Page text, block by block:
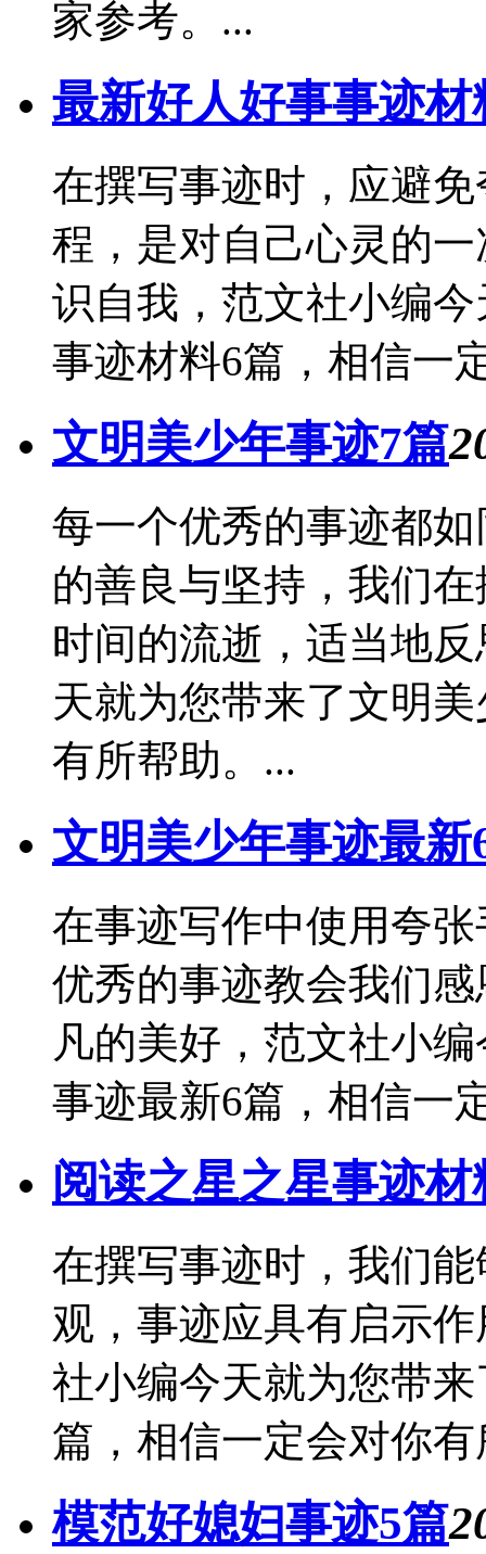
家参考。...
最新好人好事事迹材
在撰写事迹时，应避
程，是对自己心灵的
识自我，范文社小编
事迹材料6篇，相信一
文明美少年事迹7篇
每一个优秀的事迹都
的善良与坚持，我们
时间的流逝，适当地
天就为您带来了文明
有所帮助。...
文明美少年事迹最新
在事迹写作中使用夸
优秀的事迹教会我们
凡的美好，范文社小
事迹最新6篇，相信一
阅读之星之星事迹材
在撰写事迹时，我们
观，事迹应具有启示
社小编今天就为您带
篇，相信一定会对你
模范好媳妇事迹5篇